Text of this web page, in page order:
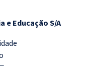
e Educação S/A